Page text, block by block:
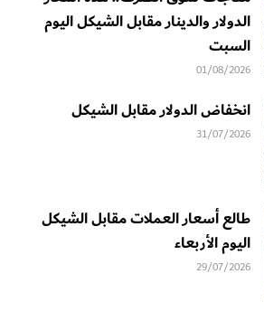
الدولار والدينار مقابل الشيكل اليوم
السبت
01/08/2026
انخفاض الدولار مقابل الشيكل
31/07/2026
طالع أسعار العملات مقابل الشيكل
اليوم الأربعاء
29/07/2026